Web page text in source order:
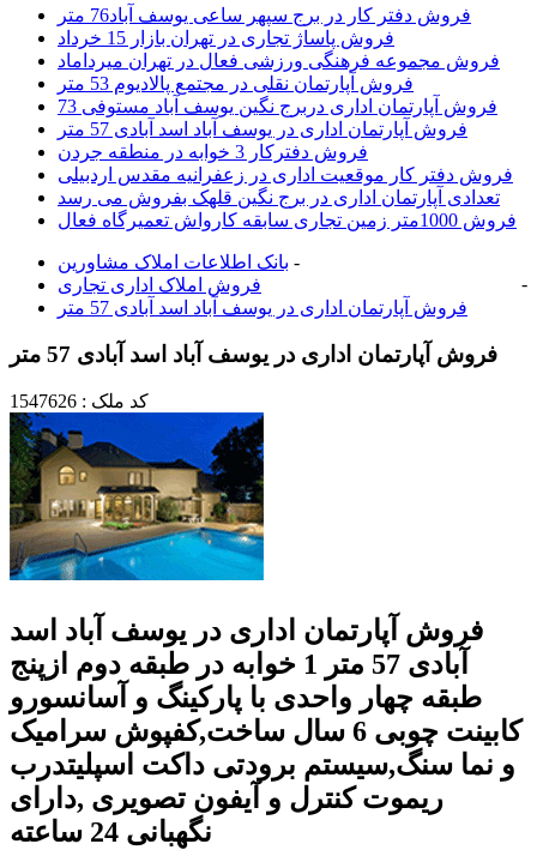
فروش دفتر کار در برج سپهر ساعی یوسف آباد76 متر
فروش پاساژ تجاری در تهران بازار 15 خرداد
فروش مجموعه فرهنگی ورزشی فعال در تهران میرداماد
فروش آپارتمان نقلی در مجتمع پالادیوم 53 متر
فروش آپارتمان اداری دربرج نگین یوسف آباد مستوفی 73
فروش آپارتمان اداری در یوسف آباد اسد آبادی 57 متر
فروش دفترکار 3 خوابه در منطقه جردن
فروش دفتر کار موقعیت اداری در زعفرانیه مقدس اردبیلی
تعدادی آپارتمان اداری در برج نگین قلهک بفروش می رسد
فروش 1000متر زمین تجاری سابقه کارواش تعمیرگاه فعال
بانک اطلاعات املاک مشاورين -
فروش املاک اداری تجاری
-
فروش آپارتمان اداری در یوسف آباد اسد آبادی 57 متر
فروش آپارتمان اداری در یوسف آباد اسد آبادی 57 متر
کد ملک : 1547626
فروش آپارتمان اداری در یوسف آباد اسد
آبادی 57 متر 1 خوابه در طبقه دوم ازپنج
طبقه چهار واحدی با پارکینگ و آسانسورو
کابینت چوبی 6 سال ساخت,کفپوش سرامیک
و نما سنگ,سیستم برودتی داکت اسپلیتدرب
ریموت کنترل و آیفون تصویری ,دارای
نگهبانی 24 ساعته